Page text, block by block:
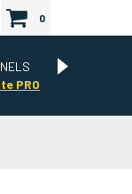
0
PRO